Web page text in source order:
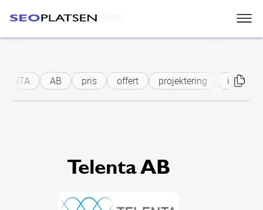
Skip to main content
AB pris offert projektering
Telenta AB